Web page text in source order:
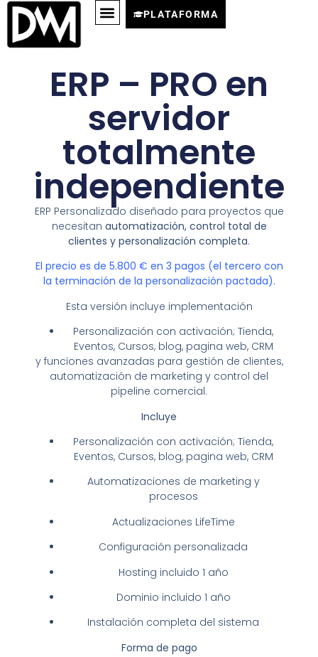
PLATAFORMA
ERP – PRO en
servidor
totalmente
independiente
ERP Personalizado diseñado para proyectos que
necesitan automatización, control total de
clientes y personalización completa.
El precio es de 5.800 € en 3 pagos (el tercero con
la terminación de la personalización pactada).
Esta versión incluye implementación
Personalización con activación; Tienda,
Eventos, Cursos, blog, pagina web, CRM
y funciones avanzadas para gestión de clientes,
automatización de marketing y control del
pipeline comercial.
Incluye
Personalización con activación; Tienda,
Eventos, Cursos, blog, pagina web, CRM
Automatizaciones de marketing y
procesos
Actualizaciones LifeTime
Configuración personalizada
Hosting incluido 1 año
Dominio incluido 1 año
Instalación completa del sistema
Forma de pago